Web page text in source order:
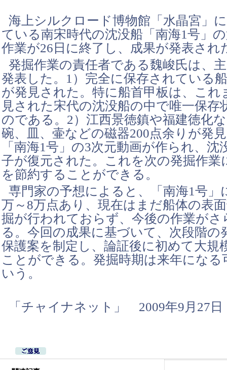
海上シルクロード博物館「水晶宮」
ている南宋時代の沈没船「南海1号」
作業が26日に終了し、成果が発表され
発掘作業の責任者である魏峻氏は、
発表した。1）完全に保存されている
が発見された。特に船首甲板は、これ
見された宋代の沈没船の中で唯一保存
のである。2）江西景徳鎮や福建徳化
碗、皿、壷などの磁器200点余りが発
「南海1号」の3次元動画が作られ、沈
子が復元された。これを次の発掘作業
を節約することができる。
専門家の予想によると、「南海1号」
万～8万点あり、現在はまだ船体の表
掘が行われておらず、今後の作業がさ
る。今回の成果に基づいて、次段階の
保護案を制定し、論証後に初めて大規
ことができる。発掘時期は来年になる
いう。
「チャイナネット」 2009年9月27日